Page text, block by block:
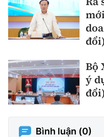
đổi)
Bộ
ý
đổi)
Bình luận (0)